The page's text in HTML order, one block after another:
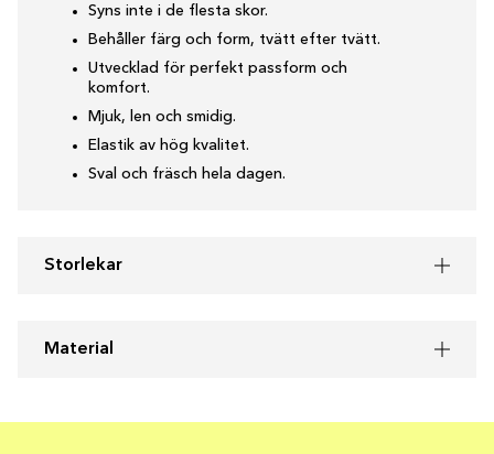
Syns inte i de flesta skor.
Behåller färg och form, tvätt efter tvätt.
Utvecklad för perfekt passform och
komfort.
Mjuk, len och smidig.
Elastik av hög kvalitet.
Sval och fräsch hela dagen.
Storlekar
Material